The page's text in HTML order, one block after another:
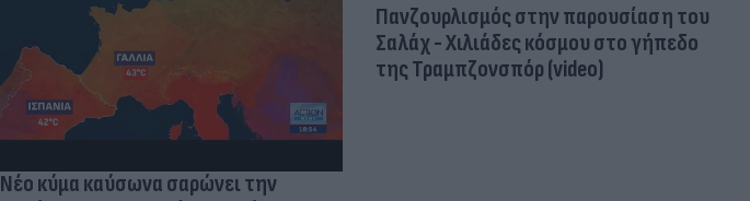
Νέο κύμα καύσωνα σαρώνει την
Πανζουρλισμός στην παρουσίαση του
Σαλάχ - Χιλιάδες κόσμου στο γήπεδο
της Τραμπζονσπόρ (video)